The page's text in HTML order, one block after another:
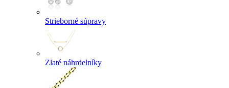
Strieborné súpravy
Zlaté náhrdelníky